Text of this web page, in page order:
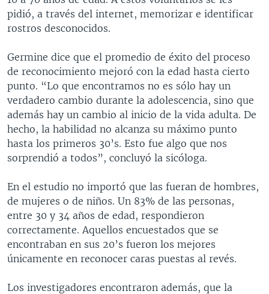
pidió, a través del internet, memorizar e identificar
rostros desconocidos.
Germine dice que el promedio de éxito del proceso
de reconocimiento mejoró con la edad hasta cierto
punto. “Lo que encontramos no es sólo hay un
verdadero cambio durante la adolescencia, sino que
además hay un cambio al inicio de la vida adulta. De
hecho, la habilidad no alcanza su máximo punto
hasta los primeros 30’s. Esto fue algo que nos
sorprendió a todos”, concluyó la sicóloga.
En el estudio no importó que las fueran de hombres,
de mujeres o de niños. Un 83% de las personas,
entre 30 y 34 años de edad, respondieron
correctamente. Aquellos encuestados que se
encontraban en sus 20’s fueron los mejores
únicamente en reconocer caras puestas al revés.
Los investigadores encontraron además, que la